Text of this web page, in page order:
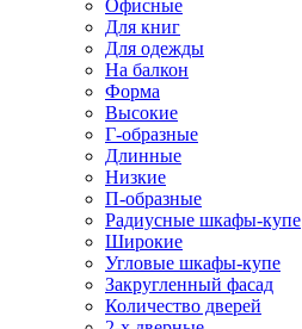
Офисные
Для книг
Для одежды
На балкон
Форма
Высокие
Г-образные
Длинные
Низкие
П-образные
Радиусные шкафы-купе
Широкие
Угловые шкафы-купе
Закругленный фасад
Количество дверей